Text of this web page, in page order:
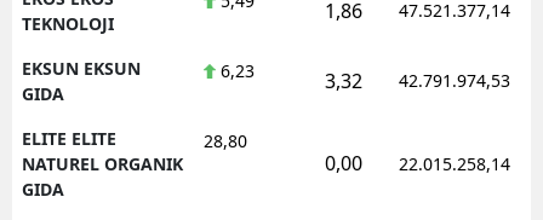
TEKNOLOJI
1,86 47.521.377,14
EKSUN EKSUN
GIDA
6,23 3,32 42.791.974,53
ELITE ELITE
NATUREL ORGANIK
GIDA
28,80
0,00 22.015.258,14